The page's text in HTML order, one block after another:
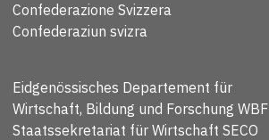
Confederazione Svizzera
Confederaziun svizra
Eidgenössisches Departement für
Wirtschaft, Bildung und Forschung WBF
Staatssekretariat für Wirtschaft SECO